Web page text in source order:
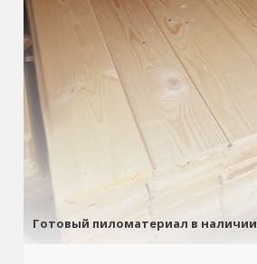
Готовый пиломатериал в наличии